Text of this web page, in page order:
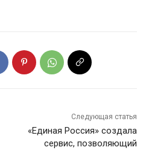
Следующая статья
«Единая Россия» создала
сервис, позволяющий